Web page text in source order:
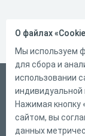
Русский
Справка
Форма
О файлах
Мы используем
для сбора и
использовании
индивидуальной
Нажимая кнопку
сайтом, вы
данных